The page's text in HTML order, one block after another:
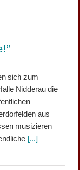
sich zum
Nidderau die
aus
musizieren
[...]